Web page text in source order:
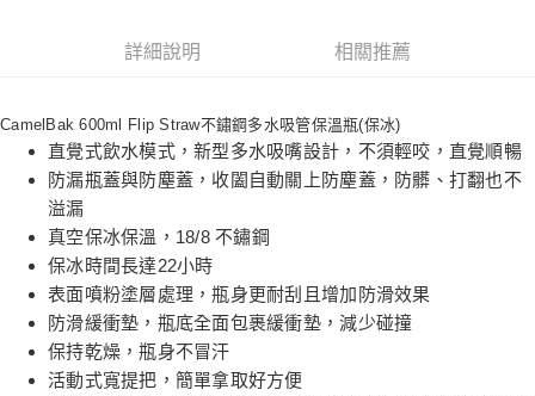
便利好安心！
１．簡單：不需註冊會員、不需綁卡、不需儲值。
２．便利：只要手機號碼，簡訊認證，即可結帳。
３．安心：先確認商品／服務後，再付款。
【「AFTEE先享後付」結帳流程】
１．於結帳方式選擇「AFTEE先享後付」後，將跳轉至「AFTEE先享後付」
結帳頁面，進行簡訊認證並確認金額後，即可完成結帳。
２．訂單成立數日內，您將收到繳費通知簡訊。
３．收到繳費通知簡訊後14天內，點擊此簡訊中的連結，可透過四大超商／
ATM／網路銀行／等多元方式進行付款，方視為交易完成。
※ 請注意：結帳手續完成當下不需立刻繳費，但若您需要取消訂單，請聯絡
購買商品的店家。未經商家同意取消之訂單仍視為有效，需透過AFTEE先享
運送方式
全家取貨付款
每筆NT$60，滿NT$590(含以上)免運費
付款後全家取貨
每筆NT$60，滿NT$590(含以上)免運費
7-11取貨付款
每筆NT$60，滿NT$590(含以上)免運費
詳細說明 相關推薦
CamelBak 600ml Flip Straw不鏽鋼多水吸管保溫瓶(保冰)
直覺式飲水模式，新型多水吸嘴設計，不須輕咬，直覺順暢
防漏瓶蓋與防塵蓋，收闔自動關上防塵蓋，防髒、打翻也不
溢漏
真空保冰保溫，18/8 不鏽鋼
保冰時間長達22小時
表面噴粉塗層處理，瓶身更耐刮且增加防滑效果
防滑緩衝墊，瓶底全面包裹緩衝墊，減少碰撞
保持乾燥，瓶身不冒汗
活動式寬提把，簡單拿取好方便